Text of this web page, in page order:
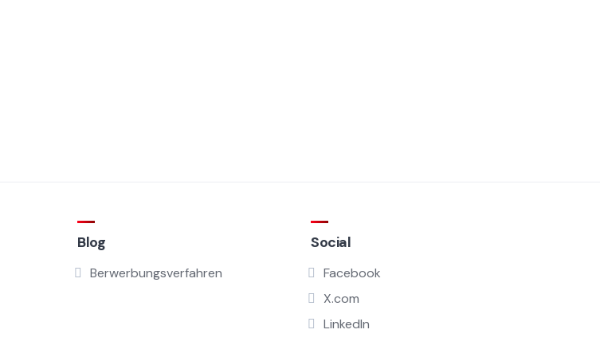
Blog
Berwerbungsverfahren
Social
Facebook
X.com
LinkedIn